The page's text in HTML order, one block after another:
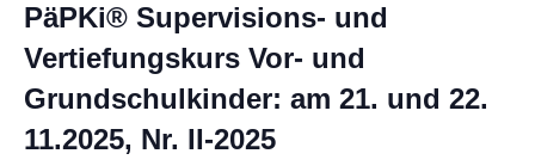
PäPKi® Supervisions- und
Vertiefungskurs Vor- und
Grundschulkinder: am 21. und 22.
11.2025, Nr. II-2025